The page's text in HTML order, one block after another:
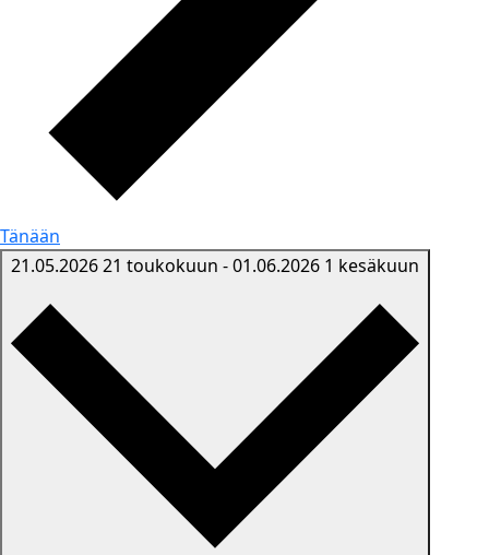
Tänään
21.05.202621 toukokuun -01.06.2026 1 kesäkuun